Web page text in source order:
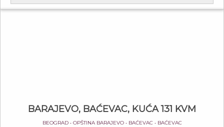
BARAJEVO, BAĆEVAC, KUĆA 131 KVM
BEOGRAD • OPŠTINA BARAJEVO • BAĆEVAC • BAĆEVAC